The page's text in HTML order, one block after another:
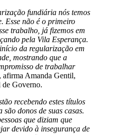
fundiária nós temos
Esse não é o primeiro
trabalho, já fizemos em
pela Vila Esperança.
da regularização em
mostrando que a
de trabalhar
, afirma Amanda Gentil,
de Governo.
recebendo estes títulos
donos de suas casas.
que diziam que
devido à insegurança de